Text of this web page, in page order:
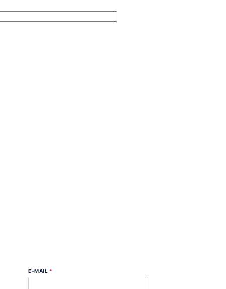
E-MAIL *